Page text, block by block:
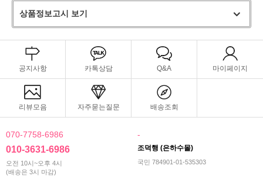
상품정보고시 보기
공지사항 카톡상담 Q&A 마이페이지
리뷰모음 자주묻는질문 배송조회
070-7758-6986
010-3631-6986
오전 10시~오후 4시
(배송은 3시 마감)
-
조덕행 (은하수몰)
국민 784901-01-535303